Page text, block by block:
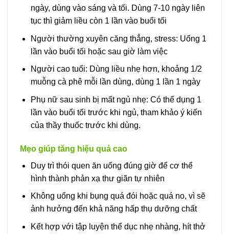
ngày, dùng vào sáng và tối. Dùng 7-10 ngày liên
tục thì giảm liều còn 1 lần vào buổi tối
Người thường xuyên căng thẳng, stress: Uống 1
lần vào buổi tối hoặc sau giờ làm việc
Người cao tuổi: Dùng liều nhẹ hơn, khoảng 1/2
muỗng cà phê mỗi lần dùng, dùng 1 lần 1 ngày
Phụ nữ sau sinh bị mất ngủ nhẹ: Có thể dụng 1
lần vào buổi tối trước khi ngủ, tham khảo ý kiến
của thầy thuốc trước khi dùng.
Mẹo giúp tăng hiệu quả cao
Duy trì thói quen ăn uống đúng giờ để cơ thể
hình thành phản xạ thư giãn tự nhiên
Không uống khi bụng quá đói hoặc quá no, vì sẽ
ảnh hưởng đến khả năng hấp thụ dưỡng chất
Kết hợp với tập luyện thể dục nhẹ nhàng, hít thở